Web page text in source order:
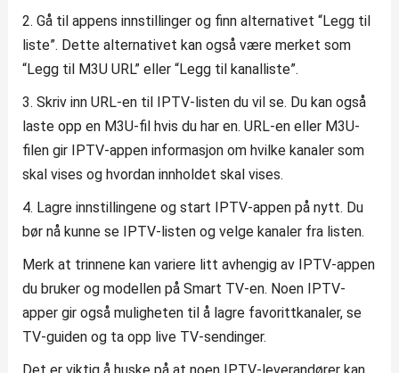
2. Gå til appens innstillinger og finn alternativet “Legg til
liste”. Dette alternativet kan også være merket som
“Legg til M3U URL” eller “Legg til kanalliste”.
3. Skriv inn URL-en til IPTV-listen du vil se. Du kan også
laste opp en M3U-fil hvis du har en. URL-en eller M3U-
filen gir IPTV-appen informasjon om hvilke kanaler som
skal vises og hvordan innholdet skal vises.
4. Lagre innstillingene og start IPTV-appen på nytt. Du
bør nå kunne se IPTV-listen og velge kanaler fra listen.
Merk at trinnene kan variere litt avhengig av IPTV-appen
du bruker og modellen på Smart TV-en. Noen IPTV-
apper gir også muligheten til å lagre favorittkanaler, se
TV-guiden og ta opp live TV-sendinger.